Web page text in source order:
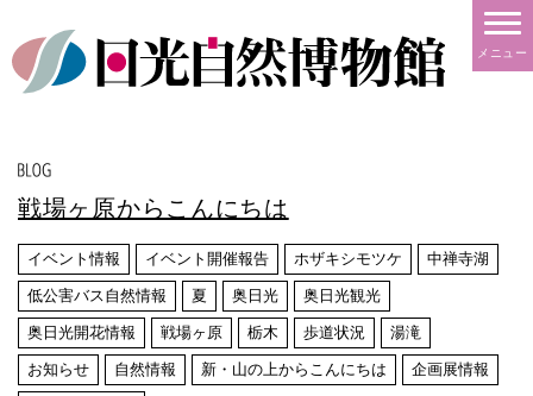
メニュー
戦場ヶ原からこんにちは
イベント情報 イベント開催報告 ホザキシモツケ 中禅寺湖
低公害バス自然情報 夏 奥日光 奥日光観光
奥日光開花情報 戦場ヶ原 栃木 歩道状況 湯滝
お知らせ 自然情報 新・山の上からこんにちは 企画展情報